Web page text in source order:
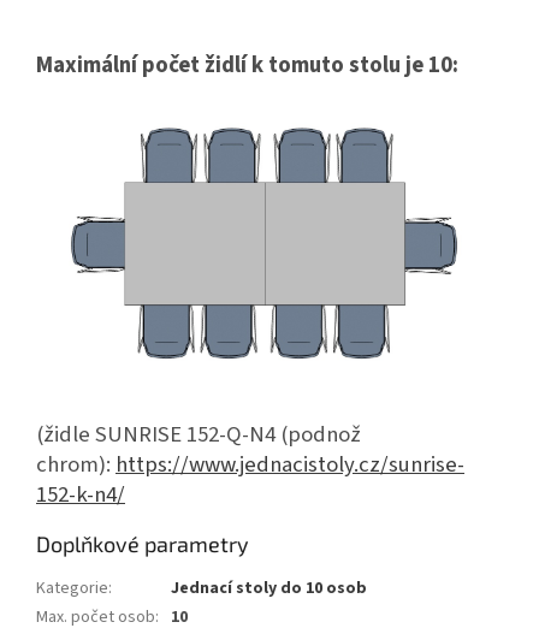
Maximální počet židlí k tomuto stolu je 10:
(židle SUNRISE 152-Q-N4 (podnož
chrom): https://www.jednacistoly.cz/sunrise-
152-k-n4/
Doplňkové parametry
Kategorie:
Jednací stoly do 10 osob
Max. počet osob: 10